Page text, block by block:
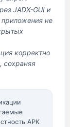
JADX-GUI и
не
корректно
сохраняя
APK